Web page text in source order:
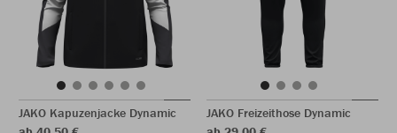
JAKO Kapuzenjacke Dynamic
JAKO Freizeithose Dynamic